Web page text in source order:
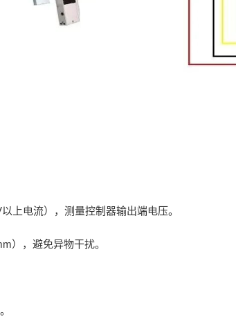
上电流），测量控制器输出端电压。
），避免异物干扰。